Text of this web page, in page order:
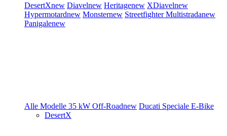
DesertXnew Diavelnew Heritagenew XDiavelnew
Hypermotardnew Monsternew StreetfighterMultistradanew
Panigalenew
Alle Modelle 35 kW Off-Roadnew Ducati Speciale E-Bike
DesertX